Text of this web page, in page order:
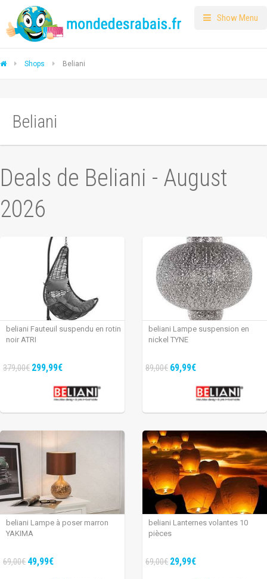
Show Menu
Shops Beliani
Beliani
Deals de Beliani - August
2026
beliani Fauteuil suspendu en rotin
noir ATRI
379,00€ 299,99€
beliani Lampe suspension en
nickel TYNE
89,00€ 69,99€
beliani Lampe à poser marron
YAKIMA
69,00€ 49,99€
beliani Lanternes volantes 10
pièces
69,00€ 29,99€